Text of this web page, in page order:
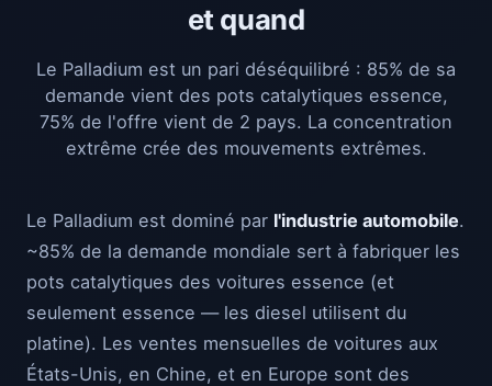
et quand
Le Palladium est un pari déséquilibré : 85% de sa
demande vient des pots catalytiques essence,
75% de l'offre vient de 2 pays. La concentration
extrême crée des mouvements extrêmes.
Le Palladium est dominé par l'industrie automobile.
~85% de la demande mondiale sert à fabriquer les
pots catalytiques des voitures essence (et
seulement essence — les diesel utilisent du
platine). Les ventes mensuelles de voitures aux
États-Unis, en Chine, et en Europe sont des